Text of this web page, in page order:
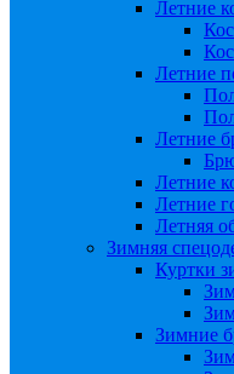
Летние
Летние
Летние
Летние
Летние
Летняя
Зимняя
Куртки
Зимние